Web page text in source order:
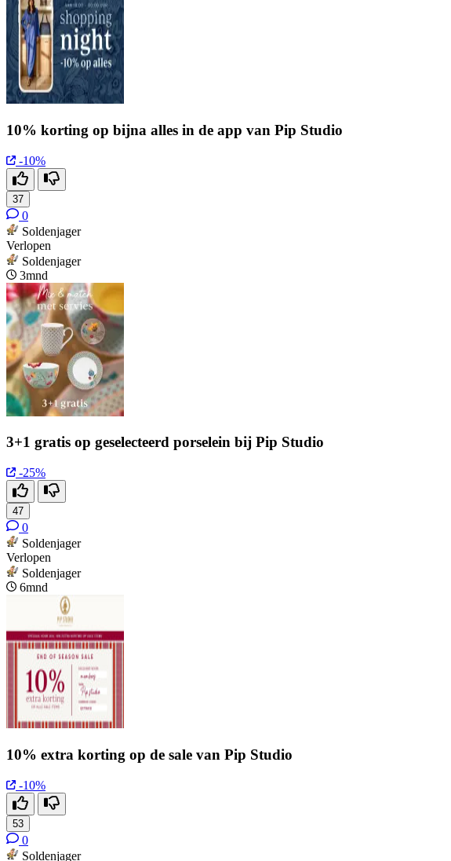
10% korting op bijna alles in de app van Pip Studio
-10%
37
0
Soldenjager
Verlopen
Soldenjager
3mnd
3+1 gratis op geselecteerd porselein bij Pip Studio
-25%
47
0
Soldenjager
Verlopen
Soldenjager
6mnd
10% extra korting op de sale van Pip Studio
-10%
53
0
Soldenjager